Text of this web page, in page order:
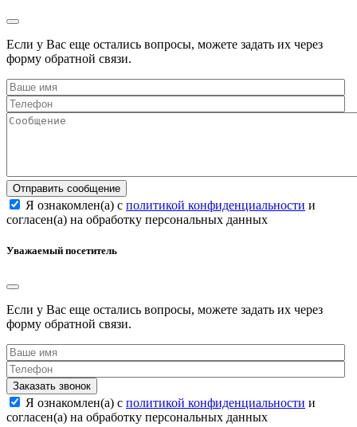
Если у Вас еще остались вопросы, можете задать их через
форму обратной связи.
Отправить сообщение
Я ознакомлен(а) с политикой конфиденциальности и
согласен(а) на обработку персональных данных
Уважаемый посетитель
Если у Вас еще остались вопросы, можете задать их через
форму обратной связи.
Заказать звонок
Я ознакомлен(а) с политикой конфиденциальности и
согласен(а) на обработку персональных данных